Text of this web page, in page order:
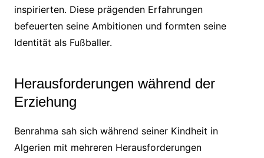
inspirierten. Diese prägenden Erfahrungen
befeuerten seine Ambitionen und formten seine
Identität als Fußballer.
Herausforderungen während der
Erziehung
Benrahma sah sich während seiner Kindheit in
Algerien mit mehreren Herausforderungen